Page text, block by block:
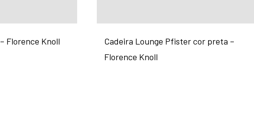
Florence Knoll
Cadeira Lounge Pfister cor preta –
Florence Knoll